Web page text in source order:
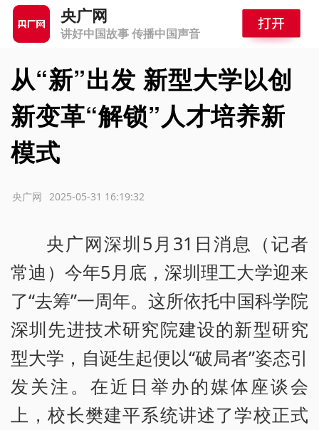
央广网
讲好中国故事 传播中国声音
从“新”出发 新型大学以创
新变革“解锁”人才培养新
模式
2025-05-31 16:19:32
央广网
央广网深圳5月31日消息（记者
常迪）今年5月底，深圳理工大学迎来
了“去筹”一周年。这所依托中国科学院
深圳先进技术研究院建设的新型研究
型大学，自诞生起便以“破局者”姿态引
发关注。在近日举办的媒体座谈会
上，校长樊建平系统讲述了学校正式